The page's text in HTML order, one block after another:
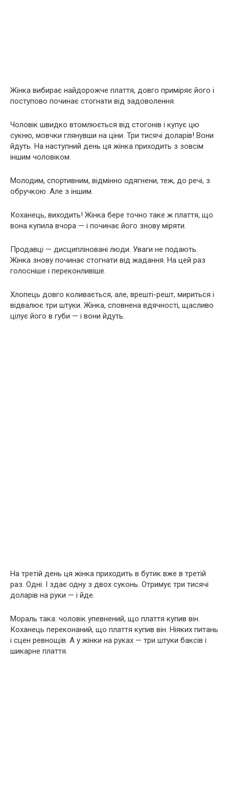
Жінка вибирає найдорожче плаття, довго приміряє його і
поступово починає стогнати від задоволення.
Чоловік швидко втомлюється від стогонів і купує цю
сукню, мовчки глянувши на ціни. Три тисячі доларів! Вони
йдуть. На наступний день ця жінка приходить з зовсім
іншим чоловіком.
Молодим, спортивним, відмінно одягнени, теж, до речі, з
обручкою. Але з іншим.
Коханець, виходить! Жінка бере точно таке ж плаття, що
вона купила вчора — і починає його знову міряти.
Продавці — дисципліновані люди. Уваги не подають.
Жінка знову починає стогнати від жадання. На цей раз
голосніше і переконливіше.
Хлопець довго коливається, але, врешті-решт, мириться і
відвалює три штуки. Жінка, сповнена вдячності, щасливо
цілує його в губи — і вони йдуть.
На третій день ця жінка приходить в бутик вже в третій
раз. Одні. І здає одну з двох суконь. Отримує три тисячі
доларів на руки — і йде.
Мораль така: чоловік упевнений, що плаття купив він.
Коханець переконаний, що плаття купив він. Ніяких питань
і сцен ревнощів. А у жінки на руках — три штуки баксів і
шикарне плаття.